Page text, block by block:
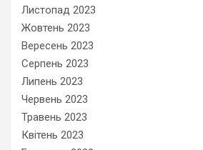
Листопад 2023
Жовтень 2023
Вересень 2023
Серпень 2023
Липень 2023
Червень 2023
Травень 2023
Квітень 2023